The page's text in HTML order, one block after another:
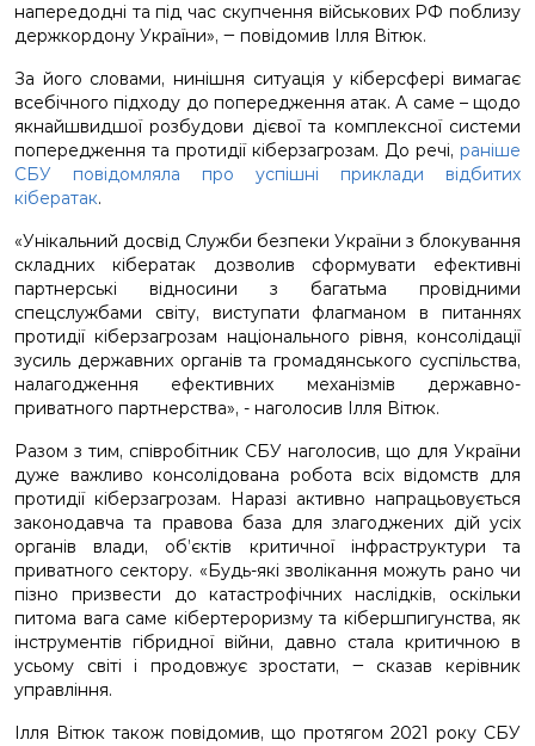
напередодні та під час скупчення військових РФ поблизу
держкордону України», ‒ повідомив Ілля Вітюк.
За його словами, нинішня ситуація у кіберсфері вимагає
всебічного підходу до попередження атак. А саме – щодо
якнайшвидшої розбудови дієвої та комплексної системи
попередження та протидії кіберзагрозам. До речі, раніше
СБУ повідомляла про успішні приклади відбитих
кібератак.
«Унікальний досвід Служби безпеки України з блокування
складних кібератак дозволив сформувати ефективні
партнерські відносини з багатьма провідними
спецслужбами світу, виступати флагманом в питаннях
протидії кіберзагрозам національного рівня, консолідації
зусиль державних органів та громадянського суспільства,
налагодження ефективних механізмів державно-
приватного партнерства», - наголосив Ілля Вітюк.
Разом з тим, співробітник СБУ наголосив, що для України
дуже важливо консолідована робота всіх відомств для
протидії кіберзагрозам. Наразі активно напрацьовується
законодавча та правова база для злагоджених дій усіх
органів влади, об’єктів критичної інфраструктури та
приватного сектору. «Будь-які зволікання можуть рано чи
пізно призвести до катастрофічних наслідків, оскільки
питома вага саме кібертероризму та кібершпигунства, як
інструментів гібридної війни, давно стала критичною в
усьому світі і продовжує зростати, ‒ сказав керівник
управління.
Ілля Вітюк також повідомив, що протягом 2021 року СБУ